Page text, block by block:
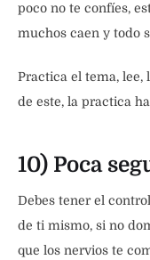
poco no te confíes,
muchos caen y todo
Practica el tema, lee,
de este, la practica
10) Poca
Debes tener el
de ti mismo, si no
que los nervios te